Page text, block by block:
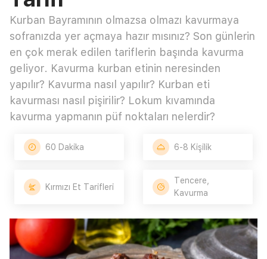
Kurban Bayramının olmazsa olmazı kavurmaya
sofranızda yer açmaya hazır mısınız? Son günlerin
en çok merak edilen tariflerin başında kavurma
geliyor. Kavurma kurban etinin neresinden
yapılır? Kavurma nasıl yapılır? Kurban eti
kavurması nasıl pişirilir? Lokum kıvamında
kavurma yapmanın püf noktaları nelerdir?
60 Dakika 6-8 Kişilik
Kırmızı Et Tarifleri
Tencere,
Kavurma